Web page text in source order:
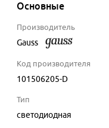
Основные
Производитель
Gauss
Код производителя
101506205-D
Тип
светодиодная